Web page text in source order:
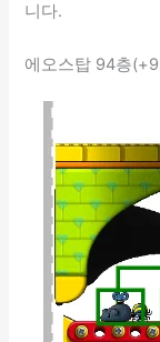
니다.
에오스탑 94층